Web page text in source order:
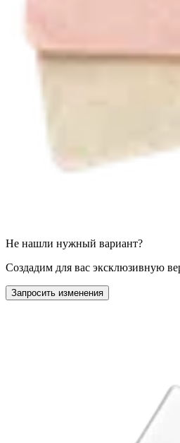
Не нашли нужный вариант?
Создадим для вас эксклюзивную
Запросить изменения